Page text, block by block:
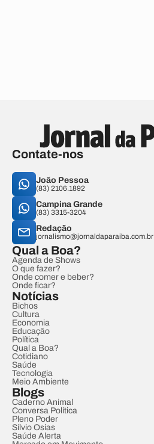
Contate-nos
João Pessoa
(83) 2106.1892
Campina Grande
(83) 3315-3204
Redação
jornalismo@jornaldaparaiba.com.br
Qual a Boa?
Agenda de Shows
O que fazer?
Onde comer e beber?
Onde ficar?
Notícias
Bichos
Cultura
Economia
Educação
Política
Qual a Boa?
Cotidiano
Saúde
Tecnologia
Meio Ambiente
Blogs
Caderno Animal
Conversa Política
Pleno Poder
Sílvio Osias
Saúde Alerta